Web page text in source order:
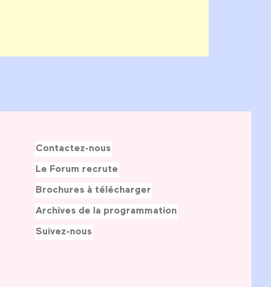
Contactez-nous
Le Forum recrute
Brochures à télécharger
Archives de la programmation
Suivez-nous